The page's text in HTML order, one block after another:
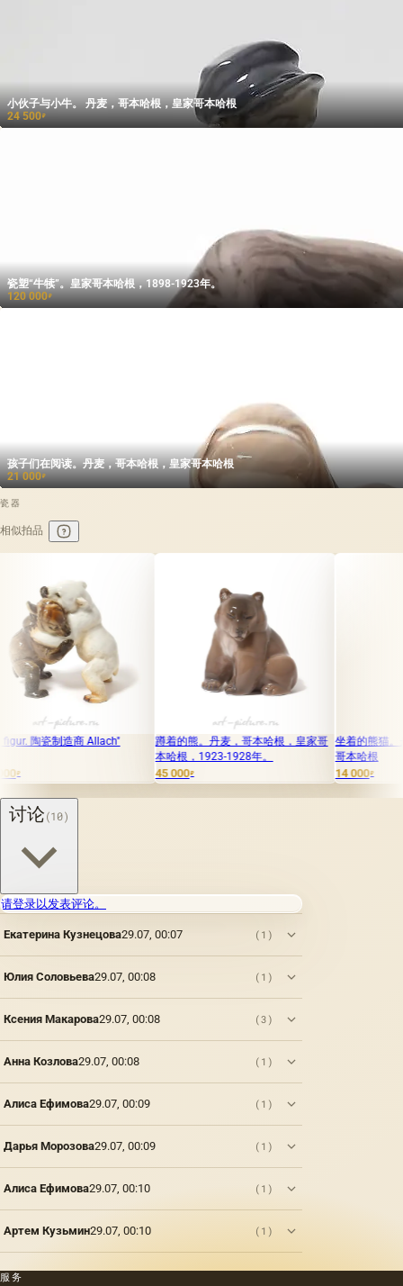
小伙子与小牛。 丹麦，哥本哈根，皇家哥本哈根
24 500₽
瓷塑“牛犊”。皇家哥本哈根，1898-1923年。
120 000₽
孩子们在阅读。丹麦，哥本哈根，皇家哥本哈根
21 000₽
瓷器
相似拍品
Allach"
蹲着的熊。丹麦，哥本哈根，皇家哥
本哈根，1923-1928年。
坐着的熊猫。丹麦，哥本哈
哥本哈根
讨论(10)
请登录以发表评论。
Екатерина Кузнецова29.07, 00:07 (1)
Юлия Соловьева29.07, 00:08 (1)
Ксения Макарова29.07, 00:08 (3)
Анна Козлова29.07, 00:08 (1)
Алиса Ефимова29.07, 00:09 (1)
Дарья Морозова29.07, 00:09 (1)
Алиса Ефимова29.07, 00:10 (1)
Артем Кузьмин29.07, 00:10 (1)
服务